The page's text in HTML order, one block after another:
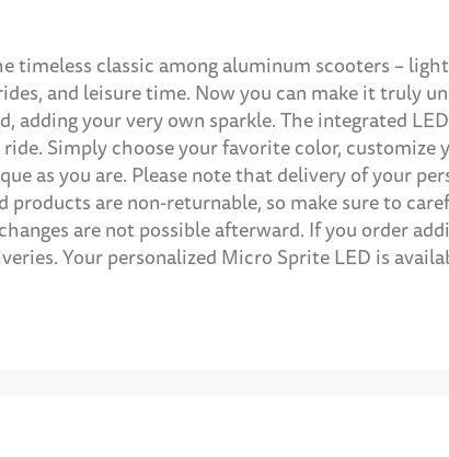
timeless classic among aluminum scooters –
and leisure time. Now you can make it truly
adding your very own sparkle. The integrated
Simply choose your favorite color, customize
as you are. Please note that delivery of your
products are non-returnable, so make sure to
are not possible afterward. If you order
Your personalized Micro Sprite LED is